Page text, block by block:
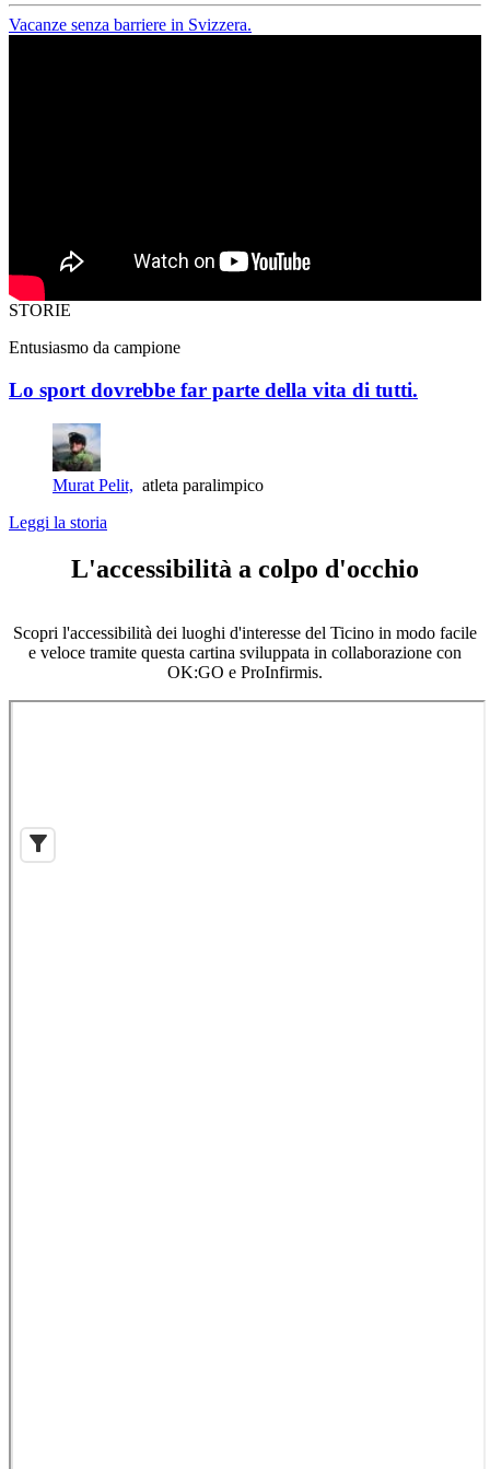
Vacanze senza barriere in Svizzera.
STORIE
Entusiasmo da campione
Lo sport dovrebbe far parte della vita di tutti.
Murat Pelit, atleta paralimpico
Leggi la storia
L'accessibilità a colpo d'occhio
Scopri l'accessibilità dei luoghi d'interesse del Ticino in modo facile
e veloce tramite questa cartina sviluppata in collaborazione con
OK:GO e ProInfirmis.